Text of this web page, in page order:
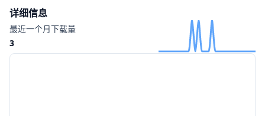
详细信息
最近一个月下载量
3